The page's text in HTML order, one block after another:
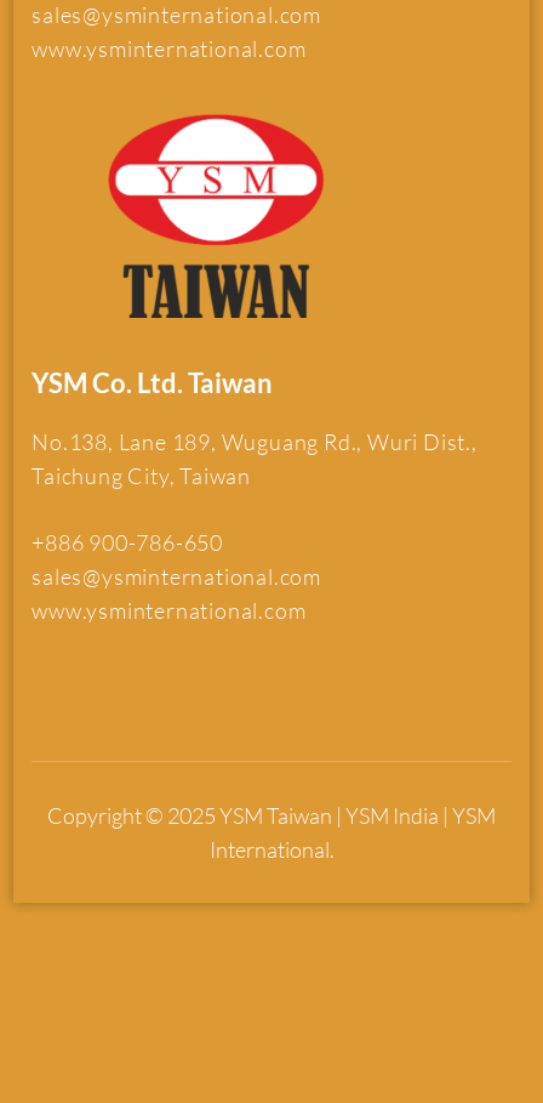
sales@ysminternational.com
www.ysminternational.com
YSM Co. Ltd. Taiwan
No.138, Lane 189, Wuguang Rd., Wuri Dist.,
Taichung City, Taiwan
+886 900-786-650
sales@ysminternational.com
www.ysminternational.com
Copyright © 2025 YSM Taiwan | YSM India | YSM
International.